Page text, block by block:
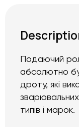
Подаючий
абсолютно
дроту, які
типів і марок.